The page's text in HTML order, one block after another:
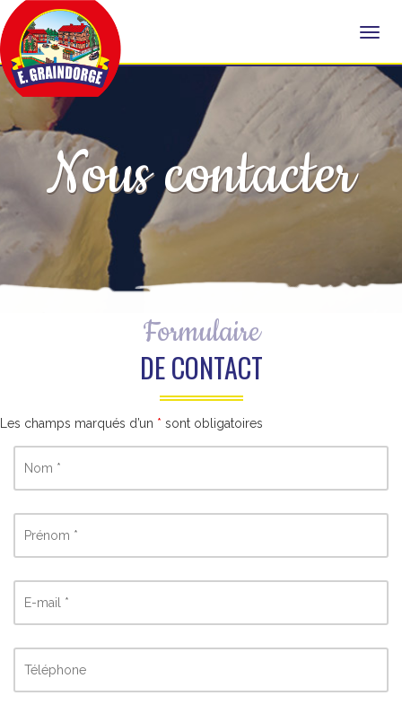
Nous contacter
Formulaire
DE CONTACT
Les champs marqués d’un * sont obligatoires